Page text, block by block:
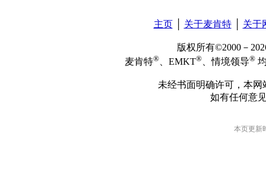
主页│ 关于麦肯特│ 关于
版权所有©2000－
麦肯特® 、EMKT® 、情境领导®
未经书面明确许可，本
如有任何意
本页更新